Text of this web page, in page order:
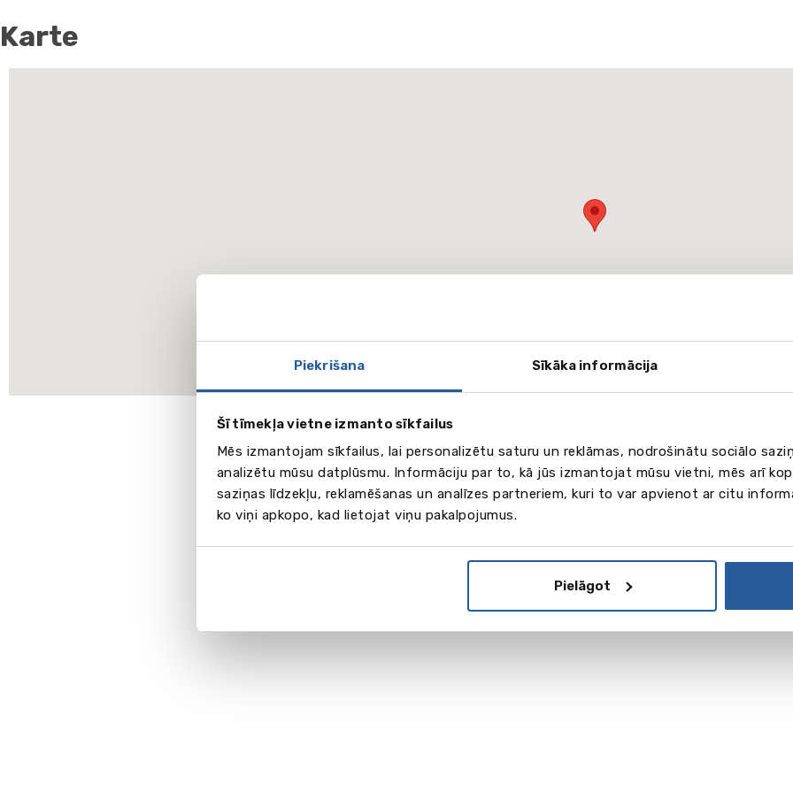
Piekrišana Sīkāka informācija
Šī tīmekļa vietne izmanto sīkfailus
Mēs izmantojam sīkfailus, lai personalizētu saturu un reklāmas, nodrošinātu sociālo
analizētu mūsu datplūsmu. Informāciju par to, kā jūs izmantojat mūsu vietni, mēs arī
saziņas līdzekļu, reklamēšanas un analīzes partneriem, kuri to var apvienot ar citu
ko viņi apkopo, kad lietojat viņu pakalpojumus.
Pielāgot
Karte